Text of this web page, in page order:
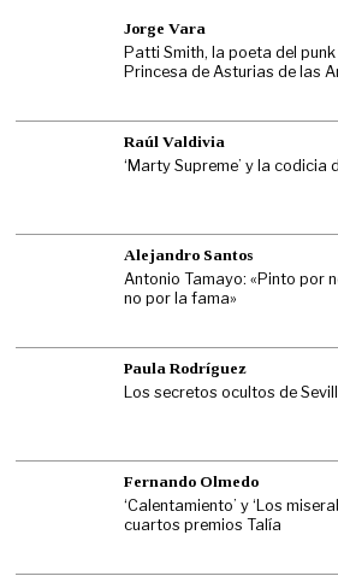
Jorge Vara
Patti Smith, la poeta del
Princesa de Asturias de las
Raúl Valdivia
‘Marty Supreme’ y la codicia
Alejandro Santos
Antonio Tamayo: «Pinto por
no por la fama»
Paula Rodríguez
Los secretos ocultos de
Fernando Olmedo
‘Calentamiento’ y ‘Los
cuartos premios Talía